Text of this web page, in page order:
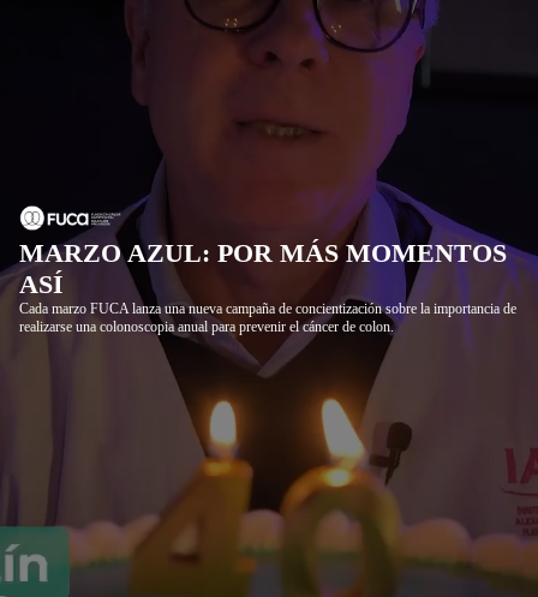
MARZO AZUL: POR MÁS MOMENTOS
ASÍ
Cada marzo FUCA lanza una nueva campaña de concientización sobre la importancia de
realizarse una colonoscopia anual para prevenir el cáncer de colon.